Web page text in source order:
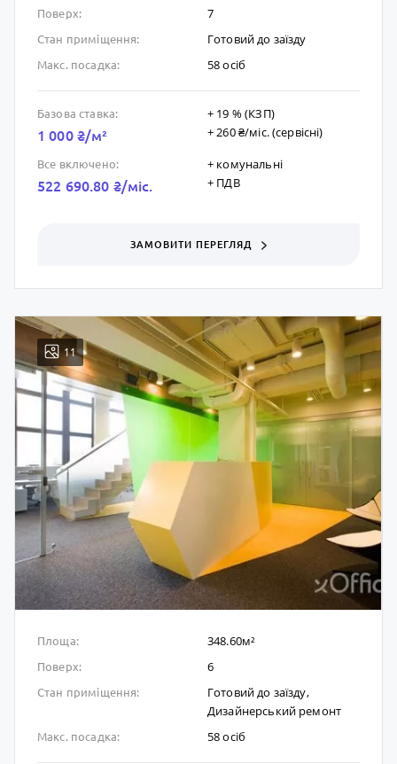
Поверх: 7
Стан приміщення: Готовий до заïзду
Макс. посадка: 58 осіб
Базова ставка:
1 000 ₴/м²
+ 19 % (КЗП)
+ 260 ₴/мic. (сервісні)
Все включено:
522 690.80 ₴/мic.
+ комунальні
+ ПДВ
ЗАМОВИТИ ПЕРЕГЛЯД
11
Площа: 348.60м²
Поверх: 6
Стан приміщення:
Готовий до заïзду,
Дизайнерський ремонт
Макс. посадка: 58 осіб